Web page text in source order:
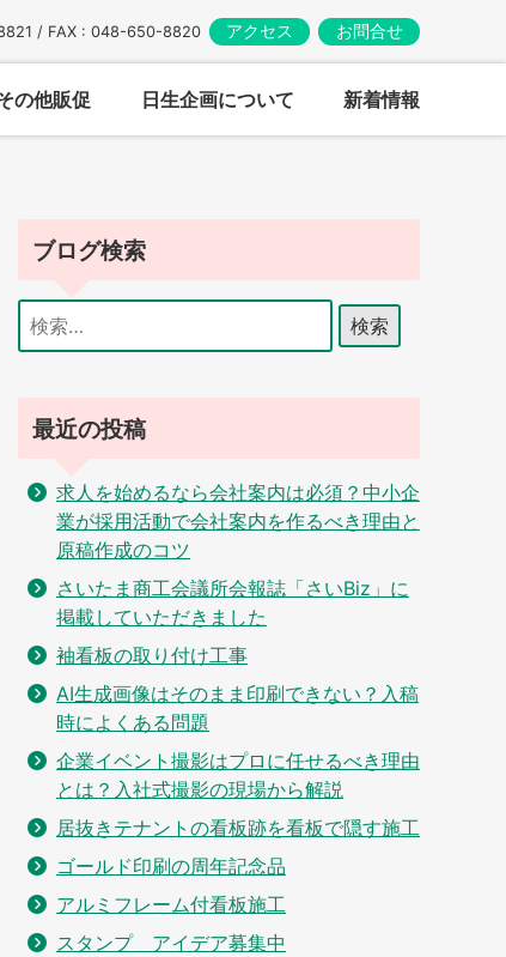
/ FAX : 048-650-8820 アクセス お問合せ
の他販促 日生企画について 新着情報
ブログ検索
検
索:
最近の投稿
求人を始めるなら会社案内は必須？中小企
業が採用活動で会社案内を作るべき理由と
原稿作成のコツ
さいたま商工会議所会報誌「さいBiz」に
掲載していただきました
袖看板の取り付け工事
AI生成画像はそのまま印刷できない？入稿
時によくある問題
企業イベント撮影はプロに任せるべき理由
とは？入社式撮影の現場から解説
居抜きテナントの看板跡を看板で隠す施工
ゴールド印刷の周年記念品
アルミフレーム付看板施工
スタンプ アイデア募集中